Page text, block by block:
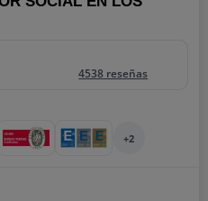
4538 reseñas
+2